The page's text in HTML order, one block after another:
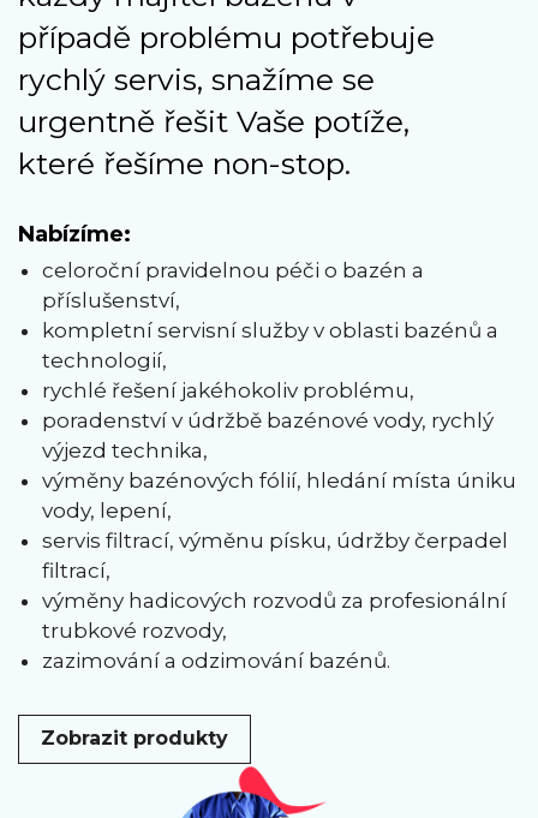
případě problému potřebuje
rychlý servis, snažíme se
urgentně řešit Vaše potíže,
které řešíme non-stop.
Nabízíme:
celoroční pravidelnou péči o bazén a
příslušenství,
kompletní servisní služby v oblasti bazénů a
technologií,
rychlé řešení jakéhokoliv problému,
poradenství v údržbě bazénové vody, rychlý
výjezd technika,
výměny bazénových fólií, hledání místa úniku
vody, lepení,
servis filtrací, výměnu písku, údržby čerpadel
filtrací,
výměny hadicových rozvodů za profesionální
trubkové rozvody,
zazimování a odzimování bazénů.
Zobrazit produkty